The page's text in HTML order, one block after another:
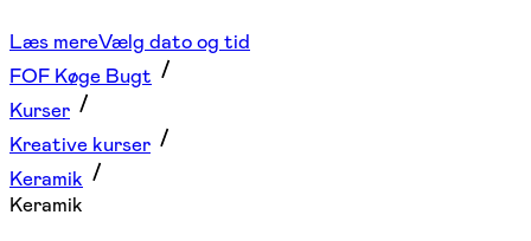
Læs mereVælg dato og tid
FOF Køge Bugt
Kurser
Kreative kurser
Keramik
Keramik